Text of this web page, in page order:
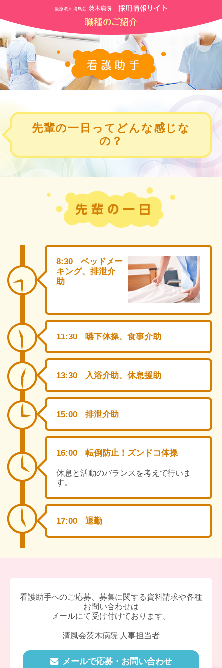
先輩の一日ってどんな感じな
の？
8:30
ベッドメー
キング、排泄介
助
11:30 嚥下体操、食事介助
13:30 入浴介助、休息援助
15:00 排泄介助
16:00 転倒防止！ズンドコ体操
休息と活動のバランスを考えて行いま
す。
17:00 退勤
看護助手へのご応募、募集に関する資料請求や各種
お問い合わせは
メールにて受け付けております。
清風会茨木病院 人事担当者
メールで応募・お問い合わせ